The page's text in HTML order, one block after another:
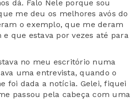
dá. Falo Nele porque sou
me deu os melhores avós do
o exemplo, que me deram
que estava por vezes até para
no meu escritório numa
uma entrevista, quando o
foi dada a notícia. Gelei, fiquei
passou pela cabeça com uma